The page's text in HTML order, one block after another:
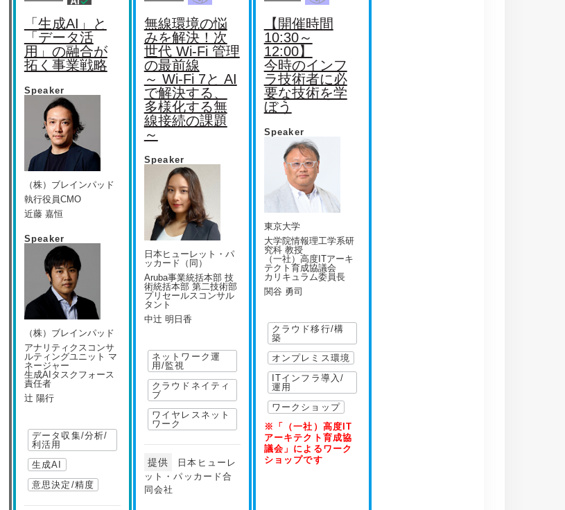
「生成AI」と
「データ活
用」の融合が
拓く事業戦略
Speaker
（株）ブレインパッド
執行役員CMO
近藤 嘉恒
Speaker
（株）ブレインパッド
アナリティクスコンサ
ルティングユニット マ
ネージャー
生成AIタスクフォース
責任者
辻 陽行
データ収集/分析/
利活用
生成AI
意思決定/精度
無線環境の悩
みを解決！次
世代 Wi-Fi 管理
の最前線
～ Wi-Fi 7と AI
で解決する、
多様化する無
線接続の課題
～
Speaker
日本ヒューレット・パ
ッカード（同）
Aruba事業統括本部 技
術統括本部 第二技術部
プリセールスコンサル
タント
中辻 明日香
ネットワーク運
用/監視
クラウドネイティ
ブ
ワイヤレスネット
ワーク
提供
日本ヒューレ
ット・パッカード合
同会社
【開催時間
10:30～
12:00】
今時のインフ
ラ技術者に必
要な技術を学
ぼう
Speaker
東京大学
大学院情報理工学系研
究科 教授
（一社）高度ITアーキ
テクト育成協議会
カリキュラム委員長
関谷 勇司
クラウド移行/構
築
オンプレミス環境
ITインフラ導入/
運用
ワークショップ
※「（一社）高度IT
アーキテクト育成協
議会」によるワーク
ショップです